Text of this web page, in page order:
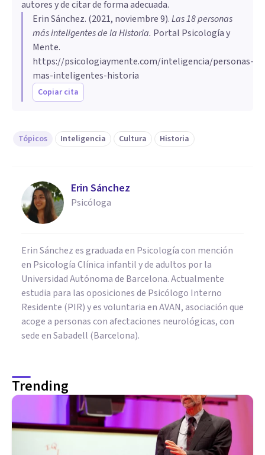
autores y de citar de forma adecuada.
Erin Sánchez. (2021, noviembre 9).Las 18 personas
más inteligentes de la Historia. Portal Psicología y
Mente.
https://psicologiaymente.com/inteligencia/personas-
mas-inteligentes-historia
Copiar cita
Tópicos Inteligencia Cultura Historia
Erin Sánchez
Psicóloga
Erin Sánchez es graduada en Psicología con mención
en Psicología Clínica infantil y de adultos por la
Universidad Autónoma de Barcelona. Actualmente
estudia para las oposiciones de Psicólogo Interno
Residente (PIR) y es voluntaria en AVAN, asociación que
acoge a personas con afectaciones neurológicas, con
sede en Sabadell (Barcelona).
Trending